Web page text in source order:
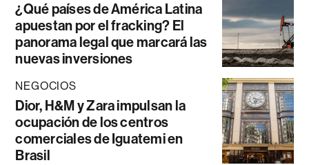
¿Qué países de América Latina
apuestan por el fracking? El
panorama legal que marcará las
nuevas inversiones
NEGOCIOS
Dior, H&M y Zara impulsan la
ocupación de los centros
comerciales de Iguatemi en
Brasil